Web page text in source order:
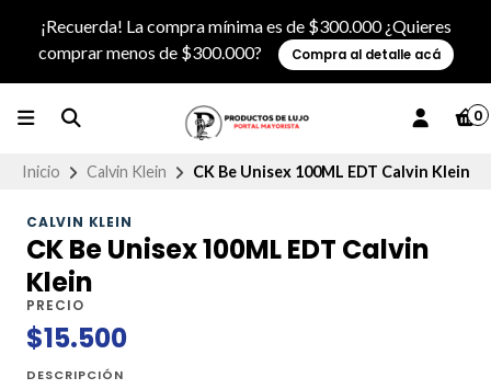
¡Recuerda! La compra mínima es de $300.000 ¿Quieres
comprar menos de $300.000?
Compra al detalle acá
0
Inicio Calvin Klein CK Be Unisex 100ML EDT Calvin Klein
CALVIN KLEIN
CK Be Unisex 100ML EDT Calvin
Klein
PRECIO
$15.500
DESCRIPCIÓN